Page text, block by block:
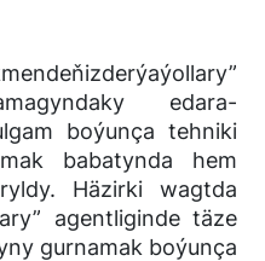
edara-
boýunça tehniki
babatynda hem
Häzirki wagtda
agentliginde täze
gurnamak boýunça